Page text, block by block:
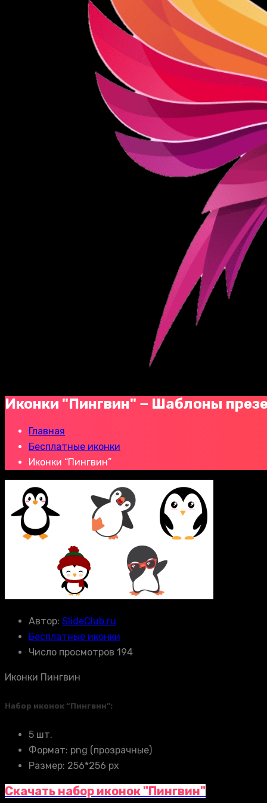
Иконки "Пингвин" − Шаблоны
Главная
Бесплатные иконки
Иконки “Пингвин”
Автор: SlideClub.ru
Бесплатные иконки
Число просмотров 194
Иконки Пингвин
Набор иконок “Пингвин”:
5 шт.
Формат: png (прозрачные)
Размер: 256*256 px
Скачать набор иконок "Пингвин"